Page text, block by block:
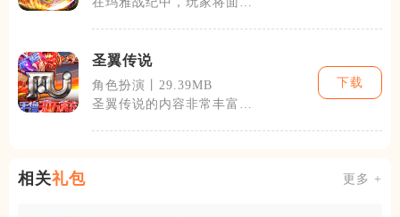
圣翼传说
角色扮演丨29.39MB
圣翼传说的内容非常丰富。
下载
相关礼包 更多 +